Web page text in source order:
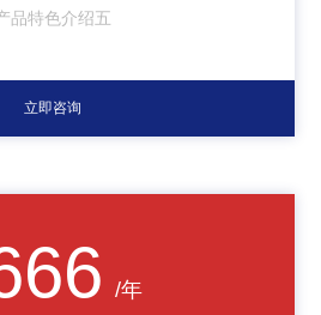
品特色介绍五
立即咨询
/年